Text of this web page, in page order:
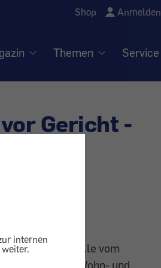
internen
Shop Anmelden
Themen Service
Gericht -
"Plop“ der Bälle vom
nerven, Wohn- und